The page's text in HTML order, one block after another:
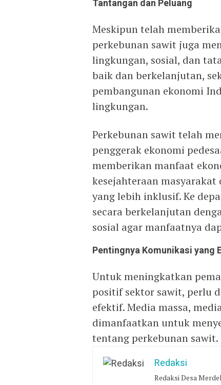
Tantangan dan Peluang
Meskipun telah
perkebunan sawit juga
lingkungan, sosial, dan
baik dan berkelanjutan,
pembangunan ekonomi
lingkungan.
Perkebunan sawit telah
penggerak ekonomi
memberikan manfaat
kesejahteraan
yang lebih inklusif. Ke
secara berkelanjutan
sosial agar manfaatnya
Pentingnya Komunikasi yang
Untuk meningkatkan
positif sektor sawit, perlu
efektif. Media massa,
dimanfaatkan untuk
tentang perkebunan sawit.
Redaksi
Redaksi Desa